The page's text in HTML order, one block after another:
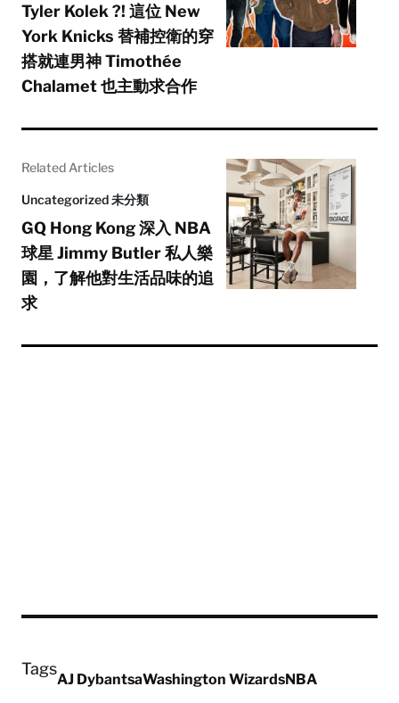
Tyler Kolek ?! 這位 New
York Knicks 替補控衛的穿
搭就連男神 Timothée
Chalamet 也主動求合作
Related Articles
Uncategorized 未分類
GQ Hong Kong 深入 NBA
球星 Jimmy Butler 私人樂
園，了解他對生活品味的追
求
Tags
AJ DybantsaWashington WizardsNBA